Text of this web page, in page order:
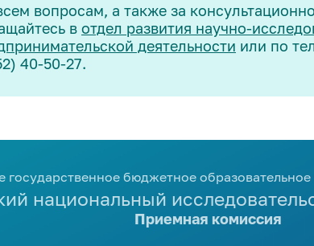
вопросам, а также за
в отдел развития научно-
деятельности или по
40-50-27.
государственное бюджетное
национальный
Приемная комиссия